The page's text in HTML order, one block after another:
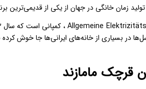
زمان خانگی در جهان از یکی از قدیمی‌‌ترین
در بسیاری از خانه‌های ایرانی‌ها جا خوش کرده
قرچک مامازند